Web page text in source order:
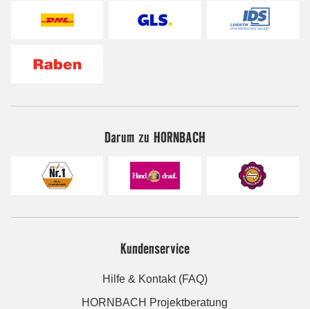
Darum zu HORNBACH
Kundenservice
Hilfe & Kontakt (FAQ)
HORNBACH Projektberatung